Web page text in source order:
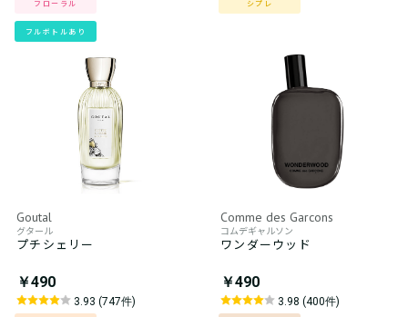
フローラル
フルボトルあり
シプレ
Goutal
グタール
プチシェリー
￥490
3.93 (747件)
Comme des Garcons
コムデギャルソン
ワンダーウッド
￥490
3.98 (400件)